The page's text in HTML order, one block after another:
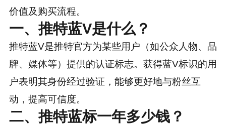
价值及购买流程。
一、推特蓝V是什么？
推特蓝V是推特官方为某些用户（如公众人物、品
牌、媒体等）提供的认证标志。获得蓝V标识的用
户表明其身份经过验证，能够更好地与粉丝互
动，提高可信度。
二、推特蓝标一年多少钱？